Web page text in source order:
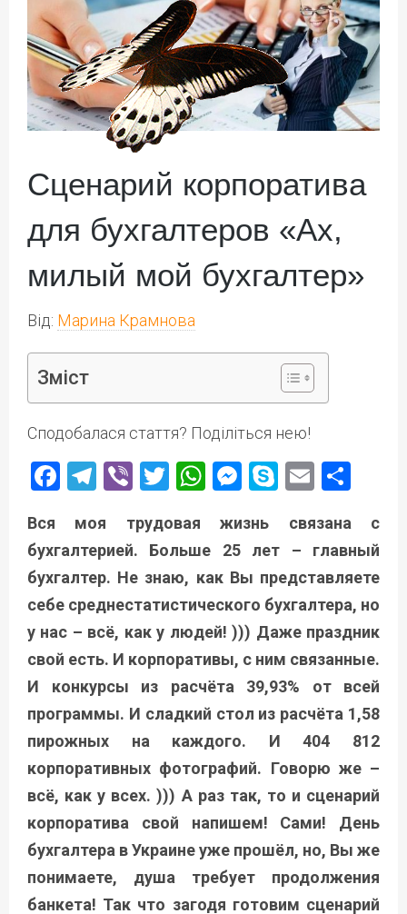
Сценарий корпоратива
для бухгалтеров «Ах,
милый мой бухгалтер»
Від: Марина Крамнова
Зміст
Сподобалася стаття? Поділіться нею!
Facebook
Telegram
ViberTwitter
WhatsApp
Messenger
Skype
Email
Вся моя трудовая жизнь связана с
бухгалтерией. Больше 25 лет – главный
бухгалтер. Не знаю, как Вы представляете
себе среднестатистического бухгалтера, но
у нас – всё, как у людей! ))) Даже праздник
свой есть. И корпоративы, с ним связанные.
И конкурсы из расчёта 39,93% от всей
программы. И сладкий стол из расчёта 1,58
пирожных на каждого. И 404 812
корпоративных фотографий. Говорю же –
всё, как у всех. ))) А раз так, то и сценарий
корпоратива свой напишем! Сами! День
бухгалтера в Украине уже прошёл, но, Вы же
понимаете, душа требует продолжения
банкета! Так что загодя готовим сценарий